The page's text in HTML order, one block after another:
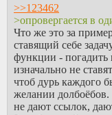
>>123462
>опровергается в
Что же это за
ставящий себе
функции - погадить
изначально не
чтоб дурь каждого
желании
не дают ссылок,